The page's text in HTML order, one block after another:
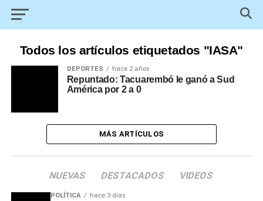
Todos los artículos etiquetados "IASA"
DEPORTES hace 2 años
Repuntado: Tacuarembó le ganó a Sud
América por 2 a 0
MÁS ARTÍCULOS
NUEVAS DESTACADOS VIDEOS
POLÍTICA hace 3 días